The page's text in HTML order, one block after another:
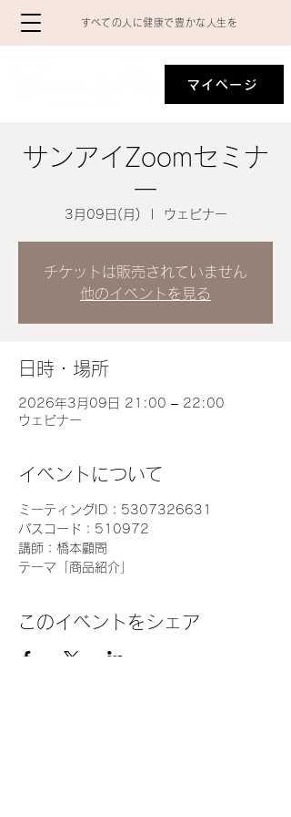
​すべての人に健康で豊かな人生を
マイページ
サンアイZoomセミナ
ー
3月09日(月) ウェビナー
チケットは販売されていません
他のイベントを見る
日時・場所
2026年3月09日 21:00 – 22:00
ウェビナー
イベントについて
ミーティングID：5307326631
パスコード：510972
講師：橋本顧問
テーマ「商品紹介」
このイベントをシェア